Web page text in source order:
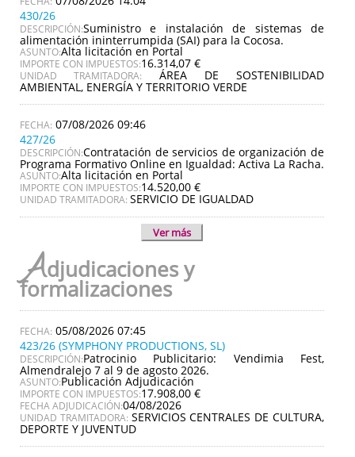
430/26
DESCRIPCIÓN:Suministro e instalación de sistemas de
alimentación ininterrumpida (SAI) para la Cocosa.
ASUNTO:Alta licitación en Portal
IMPORTE CON IMPUESTOS:16.314,07 €
UNIDAD TRAMITADORA: ÁREA DE SOSTENIBILIDAD
AMBIENTAL, ENERGÍA Y TERRITORIO VERDE
07/08/2026 09:46
427/26
DESCRIPCIÓN:Contratación de servicios de organización de
Programa Formativo Online en Igualdad: Activa La Racha.
ASUNTO:Alta licitación en Portal
IMPORTE CON IMPUESTOS:14.520,00 €
UNIDAD TRAMITADORA: SERVICIO DE IGUALDAD
Ver más
Adjudicaciones y
formalizaciones
05/08/2026 07:45
423/26 (SYMPHONY PRODUCTIONS, SL)
DESCRIPCIÓN:Patrocinio Publicitario: Vendimia Fest,
Almendralejo 7 al 9 de agosto 2026.
ASUNTO:Publicación Adjudicación
IMPORTE CON IMPUESTOS:17.908,00 €
FECHA ADJUDICACIÓN:04/08/2026
UNIDAD TRAMITADORA: SERVICIOS CENTRALES DE CULTURA,
DEPORTE Y JUVENTUD